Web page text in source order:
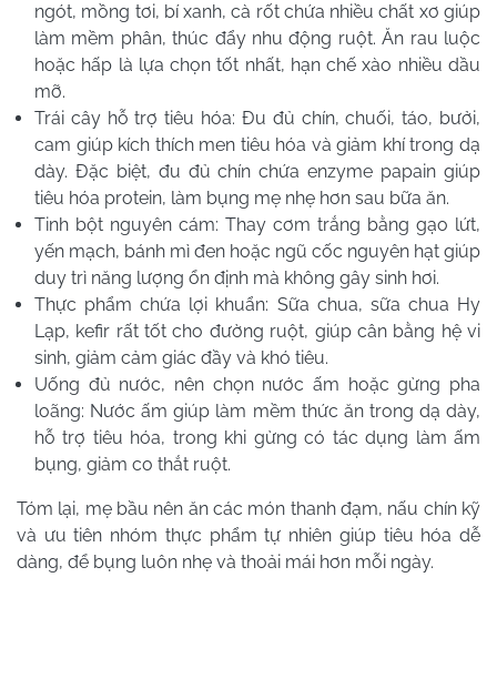
ngót, mồng tơi, bí xanh, cà rốt chứa nhiều chất xơ giúp
làm mềm phân, thúc đẩy nhu động ruột. Ăn rau luộc
hoặc hấp là lựa chọn tốt nhất, hạn chế xào nhiều dầu
mỡ.
Trái cây hỗ trợ tiêu hóa: Đu đủ chín, chuối, táo, bưởi,
cam giúp kích thích men tiêu hóa và giảm khí trong dạ
dày. Đặc biệt, đu đủ chín chứa enzyme papain giúp
tiêu hóa protein, làm bụng mẹ nhẹ hơn sau bữa ăn.
Tinh bột nguyên cám: Thay cơm trắng bằng gạo lứt,
yến mạch, bánh mì đen hoặc ngũ cốc nguyên hạt giúp
duy trì năng lượng ổn định mà không gây sinh hơi.
Thực phẩm chứa lợi khuẩn: Sữa chua, sữa chua Hy
Lạp, kefir rất tốt cho đường ruột, giúp cân bằng hệ vi
sinh, giảm cảm giác đầy và khó tiêu.
Uống đủ nước, nên chọn nước ấm hoặc gừng pha
loãng: Nước ấm giúp làm mềm thức ăn trong dạ dày,
hỗ trợ tiêu hóa, trong khi gừng có tác dụng làm ấm
bụng, giảm co thắt ruột.
Tóm lại, mẹ bầu nên ăn các món thanh đạm, nấu chín kỹ
và ưu tiên nhóm thực phẩm tự nhiên giúp tiêu hóa dễ
dàng, để bụng luôn nhẹ và thoải mái hơn mỗi ngày.